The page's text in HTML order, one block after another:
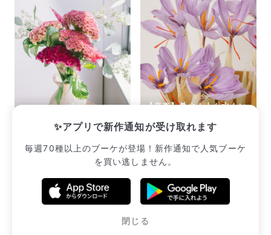
✨アプリで新作通知が受け取れます
毎週70種以上のブーケが登場！新作通知で人気ブーケ
を買い逃しません。
閉じる
【産直】希少！土も水もい
¥2,420
販売中のブーケ一覧へ